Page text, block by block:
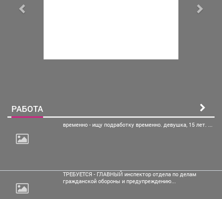
РАБОТА
временно - ищу подработку временно. девушка, 15 лет. ...
ТРЕБУЕТСЯ - ГЛАВНЫЙ инспектор отдела по делам
гражданской обороны и предупреждению...